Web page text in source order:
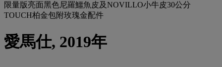
限量版亮面黑色尼羅鱷魚皮及NOVILLO小牛皮30公分
TOUCH柏金包附玫瑰金配件
愛馬仕, 2019年